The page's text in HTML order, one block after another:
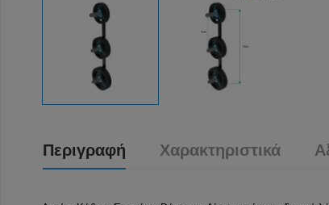
Περιγραφή Χαρακτηριστικά